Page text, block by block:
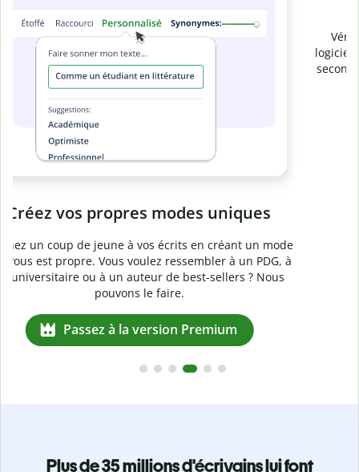
Vérifiez que vos écrits sont 100 % les vôtres grâce au
logiciel anti-plagiat. Analysez votre document en quelques
secondes et identifiez les citations manquantes dans plus
de 100 langues.
Plus de 35 millions d'écrivains lui font